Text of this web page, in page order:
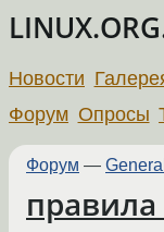
Новости
Форум Опросы
Форум — General